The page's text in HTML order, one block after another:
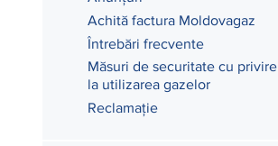
Achită factura Moldovagaz
Întrebări frecvente
Măsuri de securitate cu privire
la utilizarea gazelor
Reclamație